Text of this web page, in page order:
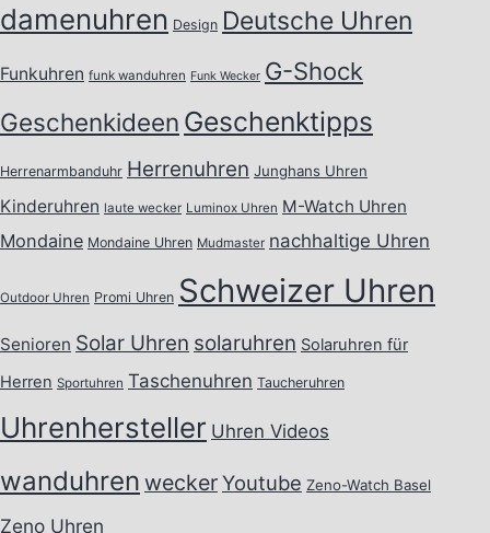
damenuhren Design Deutsche Uhren
Funkuhren funk wanduhren Funk Wecker G-Shock
Geschenkideen Geschenktipps
Herrenarmbanduhr Herrenuhren Junghans Uhren
Kinderuhren laute wecker Luminox Uhren M-Watch Uhren
Mondaine Mondaine Uhren Mudmaster nachhaltige Uhren
Outdoor Uhren Promi Uhren Schweizer Uhren
Senioren Solar Uhren solaruhren Solaruhren für
Herren Sportuhren Taschenuhren Taucheruhren
Uhrenhersteller Uhren Videos
wanduhren weckerYoutube Zeno-Watch Basel
Zeno Uhren